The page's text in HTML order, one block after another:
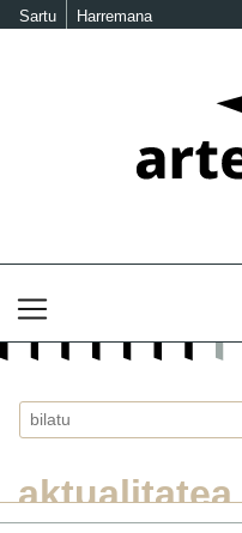
Sartu Harremana
aktualitatea